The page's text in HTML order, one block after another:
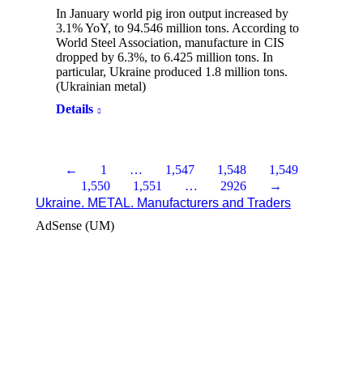
In January world pig iron output increased by
3.1% YoY, to 94.546 million tons. According to
World Steel Association, manufacture in CIS
dropped by 6.3%, to 6.425 million tons. In
particular, Ukraine produced 1.8 million tons.
(Ukrainian metal)
Details
← 1 … 1,547 1,548
1,549
1,550
1,551 … 2926
→
Ukraine. METAL. Manufacturers and Traders
AdSense (UM)